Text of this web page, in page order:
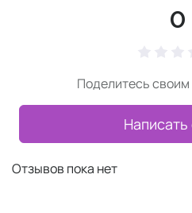
0
Поделитесь
Написать
Отзывов пока нет